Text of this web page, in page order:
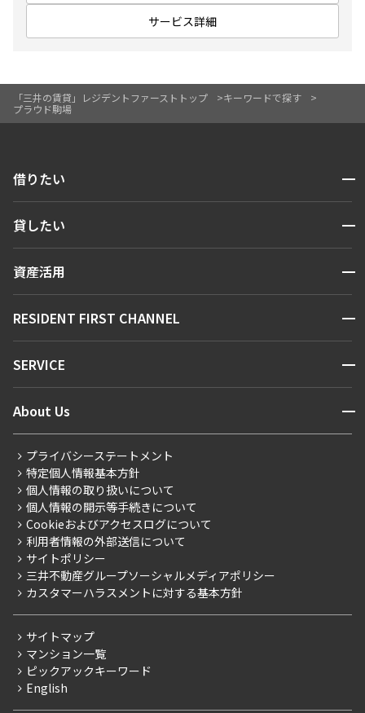
「三井の賃貸」レジデントファーストトップ
キーワードで探す
プラウド駒場
サービス詳細
借りたい 開閉
人気エリアから探す
新着情報から探す
新着募集情報
こだわりから探す
こだわり一覧
プレミアムマンション
新築
当社限定（港区・渋谷区）
当社限定（港区・渋谷区以外）
三井不動産企画
賃料改定
フリーレント
ペット可
貸したい 開閉
お問い合わせ
資産活用 開閉
お問い合わせ
RESIDENT FIRST CHANNEL 開閉
マンションレポート
住まいのコラム
SERVICE 開閉
会員ページ
ご入居・提携サービス
お部屋探しからご契約まで
よくあるご質問
社宅紹介
【仲介会社様向け】当社仲介事業部取り扱い物件入居申込
About Us 開閉
会社情報
事業案内
採用情報
ニュースリリース
お問い合わせ
プライバシーステートメント
特定個人情報基本方針
個人情報の取り扱いについて
個人情報の開示等手続きについて
Cookieおよびアクセスログについて
利用者情報の外部送信について
サイトポリシー
三井不動産グループソーシャルメディアポリシー
カスタマーハラスメントに対する基本方針
サイトマップ
マンション一覧
ピックアックキーワード
English